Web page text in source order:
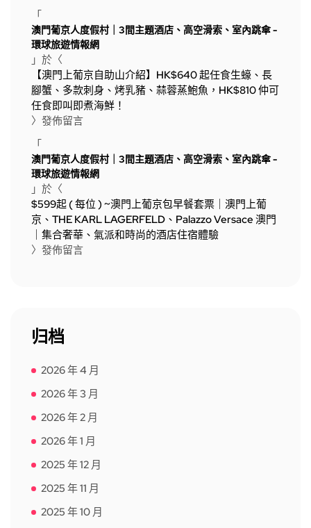
「
澳門葡京人度假村｜3間主題酒店、高空滑索、室內跳傘 -
環球旅遊情報網
」於〈
【澳門上葡京自助山介紹】HK$640 起任食生蠔、長
腳蟹、多款刺身、烤乳豬、蒜蓉蒸鮑魚，HK$810 仲可
任食即叫即煮海鮮！
〉發佈留言
「
澳門葡京人度假村｜3間主題酒店、高空滑索、室內跳傘 -
環球旅遊情報網
」於〈
$599起 ( 每位 ) ~澳門上葡京包早餐套票｜澳門上葡
京、THE KARL LAGERFELD、Palazzo Versace 澳門
｜集合奢華、氣派和時尚的酒店住宿體驗
〉發佈留言
归档
2026 年 4 月
2026 年 3 月
2026 年 2 月
2026 年 1 月
2025 年 12 月
2025 年 11 月
2025 年 10 月